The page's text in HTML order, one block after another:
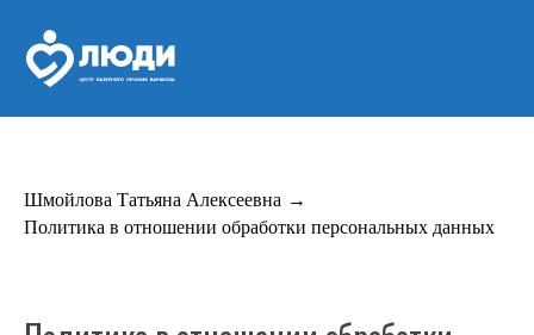
Шмойлова Татьяна Алексеевна →
Политика в отношении обработки персональных данных